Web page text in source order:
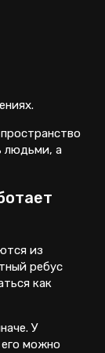
людьми, а
из
ребус
как
У
можно